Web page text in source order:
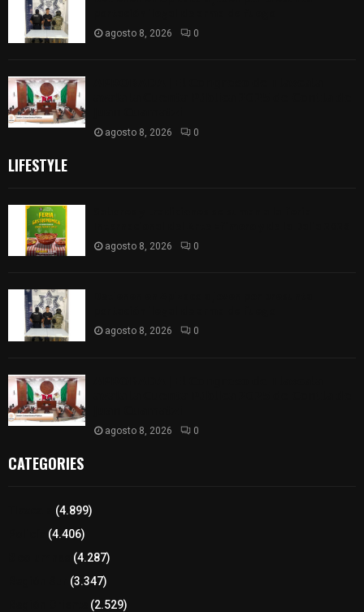
agosto 8, 2026 0
agosto 8, 2026 0
LIFESTYLE
agosto 8, 2026 0
agosto 8, 2026 0
agosto 8, 2026 0
CATEGORIES
(4.899)
(4.406)
(4.287)
(3.347)
(2.529)